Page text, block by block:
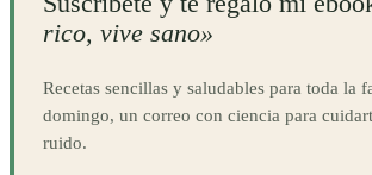
rico, vive sano»
Recetas sencillas y saludables para toda la
domingo, un correo con ciencia para
ruido.